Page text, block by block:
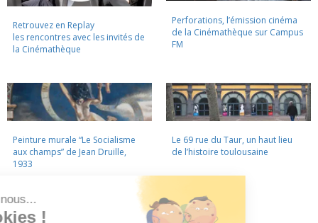
Retrouvez en Replay
les rencontres avec les invités de
la Cinémathèque
Perforations, l’émission cinéma
de la Cinémathèque sur Campus
FM
Peinture murale “Le Socialisme
aux champs” de Jean Druille,
1933
Le 69 rue du Taur, un haut lieu
de l’histoire toulousaine